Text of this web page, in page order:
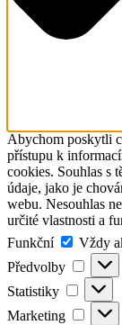
Abychom poskytli
přístupu k
cookies. Souhlas s
údaje, jako je
webu. Nesouhlas
určité vlastnosti a
Funkční
Funkční
Vždy
Předvolby
Statistiky
Marketing